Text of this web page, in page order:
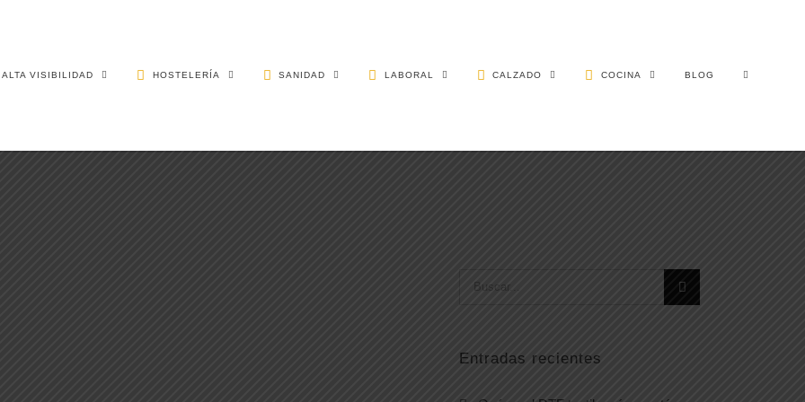
ALTA VISIBILIDAD HOSTELERÍA SANIDAD LABORAL CALZADO COCINA BLOG
Buscar:
Entradas recientes